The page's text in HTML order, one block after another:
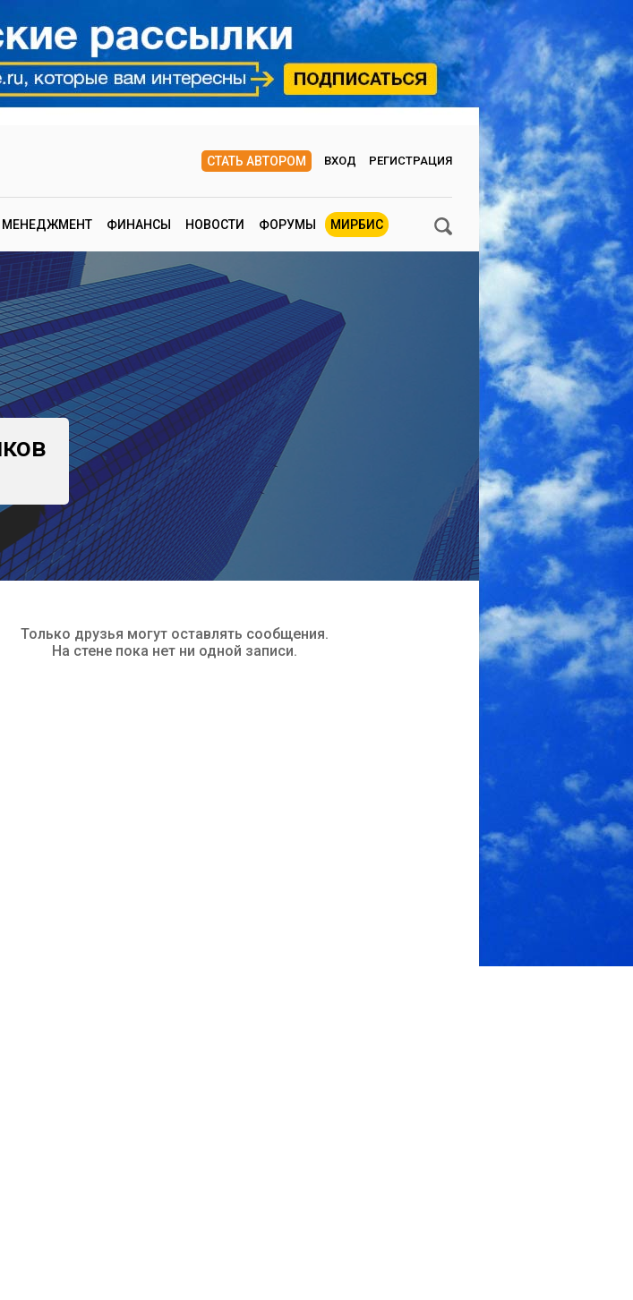
СТАТЬ АВТОРОМ ВХОД РЕГИСТРАЦИЯ
МЕНЕДЖМЕНТ ФИНАНСЫ НОВОСТИ ФОРУМЫ МИРБИС
Только друзья могут оставлять сообщения.
На стене пока нет ни одной записи.